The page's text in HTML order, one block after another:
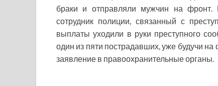
браки и отправляли мужчин на
сотрудник полиции, связанный с
выплаты уходили в руки преступного
один из пяти пострадавших, уже будучи
заявление в правоохранительные органы.